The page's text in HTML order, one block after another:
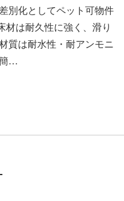
別化としてペット可物件
は耐久性に強く、滑り
質は耐水性・耐アンモニ
簡…